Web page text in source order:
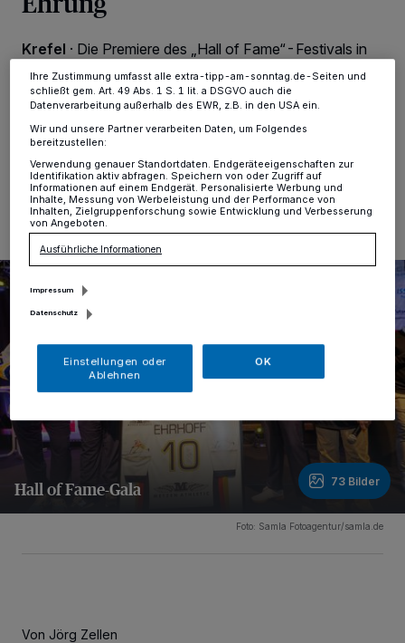
Krefel · Die Premiere des „Hall of Fame“-Festivals in
„Who is Who“ des deutschen Eishockey feierte seine
Legenden.
12.11.2022 , 07:46 Uhr Eine Minute Lesezeit
Hall of Fame-Gala 73 Bilder
Foto: Samla Fotoagentur/samla.de
Von Jörg Zellen
ändern oder Ihre Einwilligung zu widerrufen, indem Sie auf den Link
Informationen finden Sie in unserer Datenschutzerklärung.
Ihre Zustimmung umfasst alle extra-tipp-am-sonntag.de-Seiten und
schließt gem. Art. 49 Abs. 1 S. 1 lit. a DSGVO auch die
Datenverarbeitung außerhalb des EWR, z.B. in den USA ein.
Wir und unsere Partner verarbeiten Daten, um Folgendes
bereitzustellen:
Verwendung genauer Standortdaten. Endgeräteeigenschaften zur
Identifikation aktiv abfragen. Speichern von oder Zugriff auf
Informationen auf einem Endgerät. Personalisierte Werbung und
Inhalte, Messung von Werbeleistung und der Performance von
Inhalten, Zielgruppenforschung sowie Entwicklung und Verbesserung
von Angeboten.
Ausführliche Informationen
Impressum
Datenschutz
Einstellungen oder
Ablehnen
OK